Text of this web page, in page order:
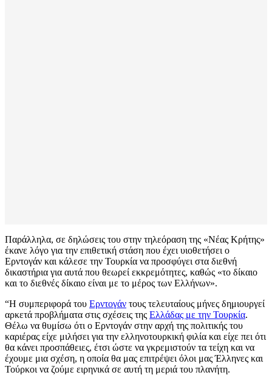
Παράλληλα, σε δηλώσεις του στην τηλεόραση της «Νέας Κρήτης»
έκανε λόγο για την επιθετική στάση που έχει υιοθετήσει ο
Ερντογάν και κάλεσε την Τουρκία να προσφύγει στα διεθνή
δικαστήρια για αυτά που θεωρεί εκκρεμότητες, καθώς «το δίκαιο
και το διεθνές δίκαιο είναι με το μέρος των Ελλήνων».
“Η συμπεριφορά του Ερντογάν τους τελευταίους μήνες δημιουργεί
αρκετά προβλήματα στις σχέσεις της Ελλάδας με την Τουρκία.
Θέλω να θυμίσω ότι ο Ερντογάν στην αρχή της πολιτικής του
καριέρας είχε μιλήσει για την ελληνοτουρκική φιλία και είχε πει ότι
θα κάνει προσπάθειες, έτσι ώστε να γκρεμιστούν τα τείχη και να
έχουμε μια σχέση, η οποία θα μας επιτρέψει όλοι μας Έλληνες και
Τούρκοι να ζούμε ειρηνικά σε αυτή τη μεριά του πλανήτη.